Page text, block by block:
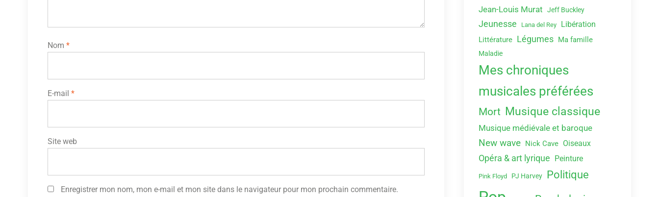
Nom *
E-mail *
Site web
Enregistrer mon nom, mon e-mail et mon site dans le navigateur pour mon prochain commentaire.
Jean-Louis Murat Jeff Buckley
Jeunesse Lana del Rey Libération
Littérature Légumes Ma famille
Maladie
Mes chroniques
musicales préférées
Mort Musique classique
Musique médiévale et baroque
New wave Nick Cave Oiseaux
Opéra & art lyrique Peinture
Pink Floyd PJ Harvey Politique